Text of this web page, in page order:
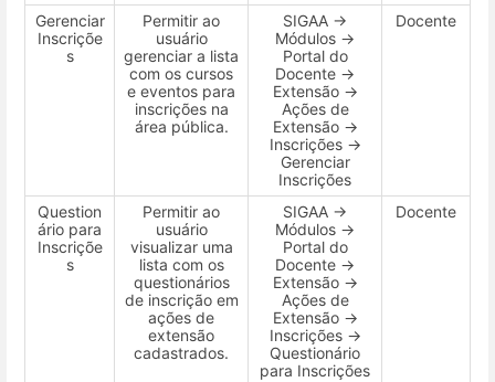
Gerenciar
Inscriçõe
s
Permitir ao
usuário
gerenciar a lista
com os cursos
e eventos para
inscrições na
área pública.
SIGAA →
Módulos →
Portal do
Docente →
Extensão →
Ações de
Extensão →
Inscrições →
Gerenciar
Inscrições
Docente
Question
ário para
Inscriçõe
s
Permitir ao
usuário
visualizar uma
lista com os
questionários
de inscrição em
ações de
extensão
cadastrados.
SIGAA →
Módulos →
Portal do
Docente →
Extensão →
Ações de
Extensão →
Inscrições →
Questionário
para Inscrições
Docente